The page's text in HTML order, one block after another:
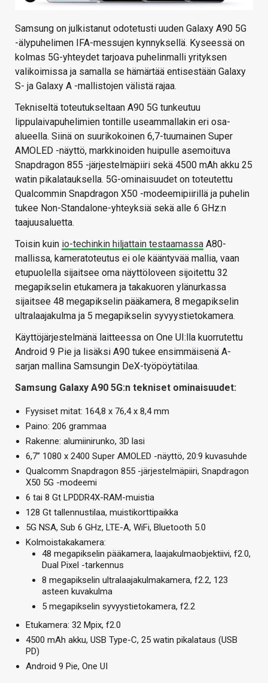
Samsung on julkistanut odotetusti uuden Galaxy A90 5G
-älypuhelimen IFA-messujen kynnyksellä. Kyseessä on
kolmas 5G-yhteydet tarjoava puhelinmalli yrityksen
valikoimissa ja samalla se hämärtää entisestään Galaxy
S- ja Galaxy A -mallistojen välistä rajaa.
Tekniseltä toteutukseltaan A90 5G tunkeutuu
lippulaivapuhelimien tontille useammallakin eri osa-
alueella. Siinä on suurikokoinen 6,7-tuumainen Super
AMOLED -näyttö, markkinoiden huipulle asemoituva
Snapdragon 855 -järjestelmäpiiri sekä 4500 mAh akku 25
watin pikalatauksella. 5G-ominaisuudet on toteutettu
Qualcommin Snapdragon X50 -modeemipiirillä ja puhelin
tukee Non-Standalone-yhteyksiä sekä alle 6 GHz:n
taajuusaluetta.
Toisin kuin io-techinkin hiljattain testaamassa A80-
mallissa, kameratoteutus ei ole kääntyvää mallia, vaan
etupuolella sijaitsee oma näyttöloveen sijoitettu 32
megapikselin etukamera ja takakuoren ylänurkassa
sijaitsee 48 megapikselin pääkamera, 8 megapikselin
ultralaajakulma ja 5 megapikselin syvyystietokamera.
Käyttöjärjestelmänä laitteessa on One UI:lla kuorrutettu
Android 9 Pie ja lisäksi A90 tukee ensimmäisenä A-
sarjan mallina Samsungin DeX-työpöytätilaa.
Samsung Galaxy A90 5G:n tekniset ominaisuudet:
Fyysiset mitat: 164,8 x 76,4 x 8,4 mm
Paino: 206 grammaa
Rakenne: alumiinirunko, 3D lasi
6,7” 1080 x 2400 Super AMOLED -näyttö, 20:9 kuvasuhde
Qualcomm Snapdragon 855 -järjestelmäpiiri, Snapdragon
X50 5G -modeemi
6 tai 8 Gt LPDDR4X-RAM-muistia
128 Gt tallennustilaa, muistikorttipaikka
5G NSA, Sub 6 GHz, LTE-A, WiFi, Bluetooth 5.0
Kolmoistakakamera:
48 megapikselin pääkamera, laajakulmaobjektiivi, f2.0,
Dual Pixel -tarkennus
8 megapikselin ultralaajakulmakamera, f2.2, 123
asteen kuvakulma
5 megapikselin syvyystietokamera, f2.2
Etukamera: 32 Mpix, f2.0
4500 mAh akku, USB Type-C, 25 watin pikalataus (USB
PD)
Android 9 Pie, One UI